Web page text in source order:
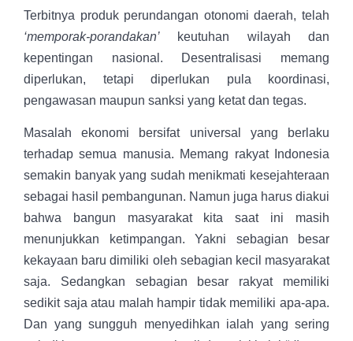
Terbitnya produk perundangan otonomi daerah, telah
‘memporak-porandakan’ keutuhan wilayah dan
kepentingan nasional. Desentralisasi memang
diperlukan, tetapi diperlukan pula koordinasi,
pengawasan maupun sanksi yang ketat dan tegas.
Masalah ekonomi bersifat universal yang berlaku
terhadap semua manusia. Memang rakyat Indonesia
semakin banyak yang sudah menikmati kesejahteraan
sebagai hasil pembangunan. Namun juga harus diakui
bahwa bangun masyarakat kita saat ini masih
menunjukkan ketimpangan. Yakni sebagian besar
kekayaan baru dimiliki oleh sebagian kecil masyarakat
saja. Sedangkan sebagian besar rakyat memiliki
sedikit saja atau malah hampir tidak memiliki apa-apa.
Dan yang sungguh menyedihkan ialah yang sering